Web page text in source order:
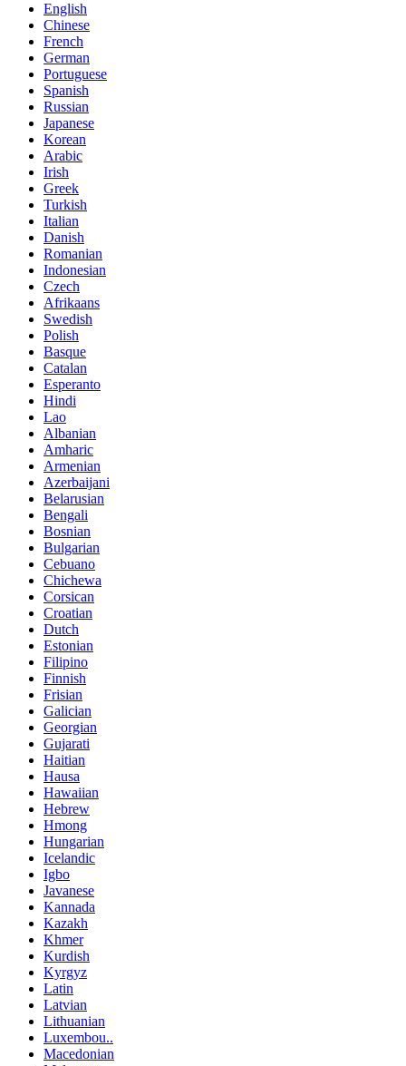
English
Chinese
French
German
Portuguese
Spanish
Russian
Japanese
Korean
Arabic
Irish
Greek
Turkish
Italian
Danish
Romanian
Indonesian
Czech
Afrikaans
Swedish
Polish
Basque
Catalan
Esperanto
Hindi
Lao
Albanian
Amharic
Armenian
Azerbaijani
Belarusian
Bengali
Bosnian
Bulgarian
Cebuano
Chichewa
Corsican
Croatian
Dutch
Estonian
Filipino
Finnish
Frisian
Galician
Georgian
Gujarati
Haitian
Hausa
Hawaiian
Hebrew
Hmong
Hungarian
Icelandic
Igbo
Javanese
Kannada
Kazakh
Khmer
Kurdish
Kyrgyz
Latin
Latvian
Lithuanian
Luxembou..
Macedonian